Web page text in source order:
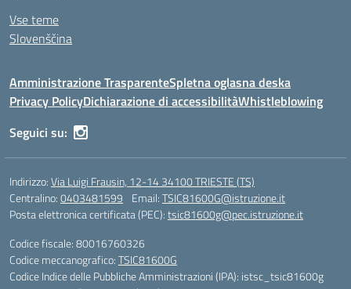
Vse teme
Slovenščina
Amministrazione TrasparenteSpletna oglasna deska
Privacy PolicyDichiarazione di accessibilitàWhistleblowing
Seguici su:
Indirizzo:Via Luigi Frausin, 12-14 34100 TRIESTE (TS)
Centralino:0403481599 Email:TSIC81600G@istruzione.it
Posta elettronica certificata (PEC):tsic81600g@pec.istruzione.it
Codice fiscale: 80016760326
Codice meccanografico:TSIC81600G
Codice Indice delle Pubbliche Amministrazioni (IPA): istsc_tsic81600g